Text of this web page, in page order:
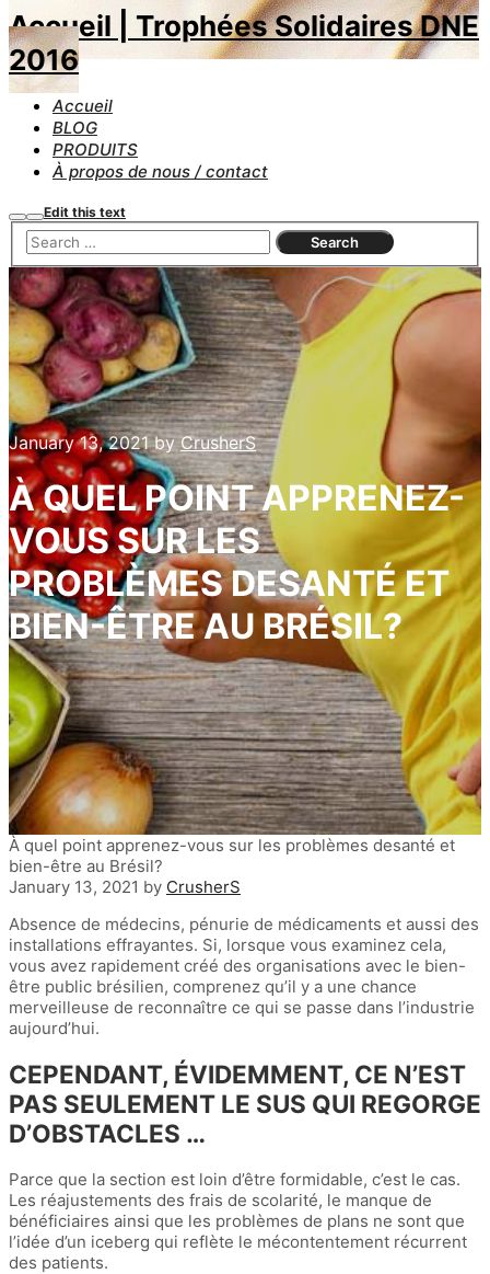
Accueil | Trophées Solidaires DNE
2016
Accueil
BLOG
PRODUITS
À propos de nous / contact
Search
Main
menu
Edit this text
January 13, 2021byCrusherS
À QUEL POINT APPRENEZ-
VOUS SUR LES
PROBLÈMES DESANTÉ ET
BIEN-ÊTRE AU BRÉSIL?
À quel point apprenez-vous sur les problèmes desanté et
bien-être au Brésil?
January 13, 2021 by CrusherS
Absence de médecins, pénurie de médicaments et aussi des
installations effrayantes. Si, lorsque vous examinez cela,
vous avez rapidement créé des organisations avec le bien-
être public brésilien, comprenez qu’il y a une chance
merveilleuse de reconnaître ce qui se passe dans l’industrie
aujourd’hui.
CEPENDANT, ÉVIDEMMENT, CE N’EST
PAS SEULEMENT LE SUS QUI REGORGE
D’OBSTACLES …
Parce que la section est loin d’être formidable, c’est le cas.
Les réajustements des frais de scolarité, le manque de
bénéficiaires ainsi que les problèmes de plans ne sont que
l’idée d’un iceberg qui reflète le mécontentement récurrent
des patients.